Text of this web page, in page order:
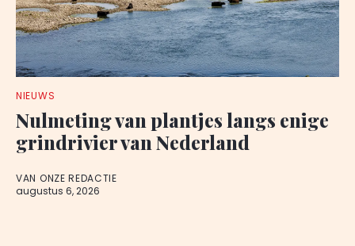
NIEUWS
Nulmeting van plantjes langs enige
grindrivier van Nederland
VAN ONZE REDACTIE
augustus 6, 2026